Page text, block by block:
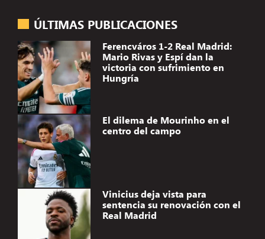
ÚLTIMAS PUBLICACIONES
Ferencváros 1-2 Real Madrid:
Mario Rivas y Espí dan la
victoria con sufrimiento en
Hungría
El dilema de Mourinho en el
centro del campo
Vinicius deja vista para
sentencia su renovación con el
Real Madrid